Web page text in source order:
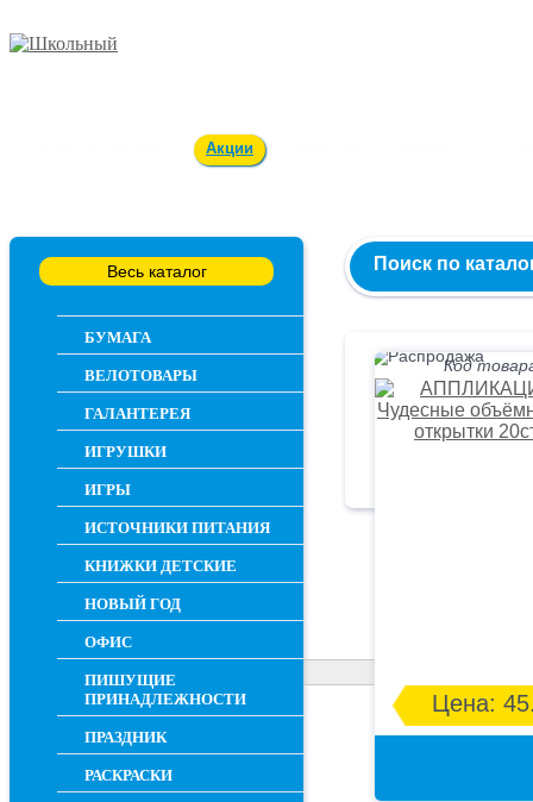
Акции
Весь каталог
БУМАГА
ВЕЛОТОВАРЫ
ГАЛАНТЕРЕЯ
ИГРУШКИ
ИГРЫ
ИСТОЧНИКИ ПИТАНИЯ
КНИЖКИ ДЕТСКИЕ
НОВЫЙ ГОД
ОФИС
ПИШУЩИЕ
ПРИНАДЛЕЖНОСТИ
ПРАЗДНИК
РАСКРАСКИ
Поиск по
Код
Цена: